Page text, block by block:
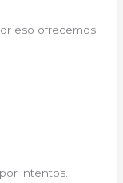
eso ofrecemos:
por intentos.